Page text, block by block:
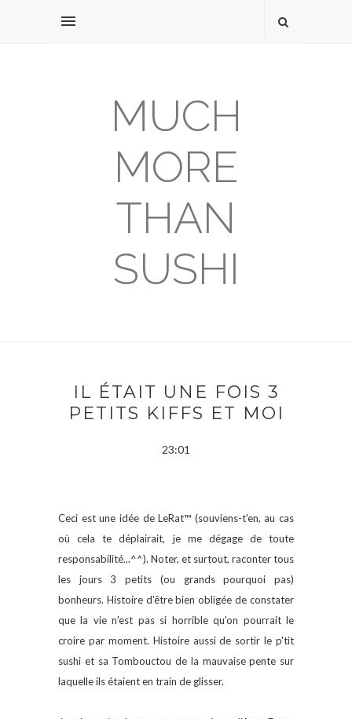
MUCH
MORE
THAN
SUSHI
IL ÉTAIT UNE FOIS 3
PETITS KIFFS ET MOI
23:01
Ceci est une idée de LeRat™ (souviens-t'en, au cas
où cela te déplairait, je me dégage de toute
responsabilité...^^). Noter, et surtout, raconter tous
les jours 3 petits (ou grands pourquoi pas)
bonheurs. Histoire d'être bien obligée de constater
que la vie n'est pas si horrible qu'on pourrait le
croire par moment. Histoire aussi de sortir le p'tit
sushi et sa Tombouctou de la mauvaise pente sur
laquelle ils étaient en train de glisser.